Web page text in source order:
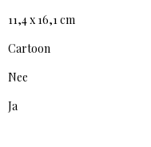
11,4 x 16,1 cm
Cartoon
Nee
Ja